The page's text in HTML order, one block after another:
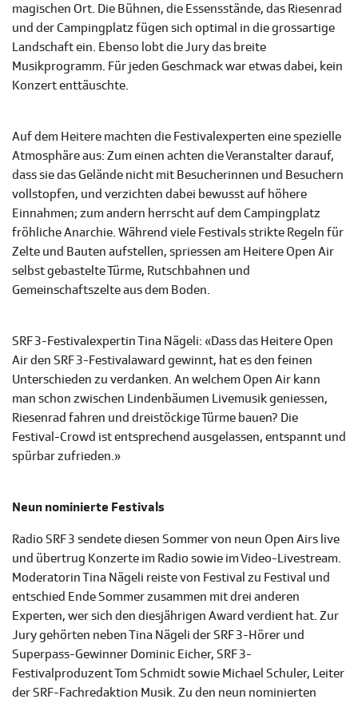
magischen Ort. Die Bühnen, die Essensstände, das Riesenrad
und der Campingplatz fügen sich optimal in die grossartige
Landschaft ein. Ebenso lobt die Jury das breite
Musikprogramm. Für jeden Geschmack war etwas dabei, kein
Konzert enttäuschte.
Auf dem Heitere machten die Festivalexperten eine spezielle
Atmosphäre aus: Zum einen achten die Veranstalter darauf,
dass sie das Gelände nicht mit Besucherinnen und Besuchern
vollstopfen, und verzichten dabei bewusst auf höhere
Einnahmen; zum andern herrscht auf dem Campingplatz
fröhliche Anarchie. Während viele Festivals strikte Regeln für
Zelte und Bauten aufstellen, spriessen am Heitere Open Air
selbst gebastelte Türme, Rutschbahnen und
Gemeinschaftszelte aus dem Boden.
SRF 3-Festivalexpertin Tina Nägeli: «Dass das Heitere Open
Air den SRF 3-Festivalaward gewinnt, hat es den feinen
Unterschieden zu verdanken. An welchem Open Air kann
man schon zwischen Lindenbäumen Livemusik geniessen,
Riesenrad fahren und dreistöckige Türme bauen? Die
Festival-Crowd ist entsprechend ausgelassen, entspannt und
spürbar zufrieden.»
Neun nominierte Festivals
Radio SRF 3 sendete diesen Sommer von neun Open Airs live
und übertrug Konzerte im Radio sowie im Video-Livestream.
Moderatorin Tina Nägeli reiste von Festival zu Festival und
entschied Ende Sommer zusammen mit drei anderen
Experten, wer sich den diesjährigen Award verdient hat. Zur
Jury gehörten neben Tina Nägeli der SRF 3-Hörer und
Superpass-Gewinner Dominic Eicher, SRF 3-
Festivalproduzent Tom Schmidt sowie Michael Schuler, Leiter
der SRF-Fachredaktion Musik. Zu den neun nominierten